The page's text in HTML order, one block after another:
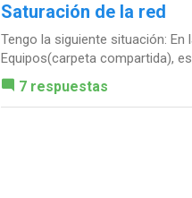
Saturación de la red
Tengo la siguiente situación:
Equipos(carpeta compartida),
7 respuestas